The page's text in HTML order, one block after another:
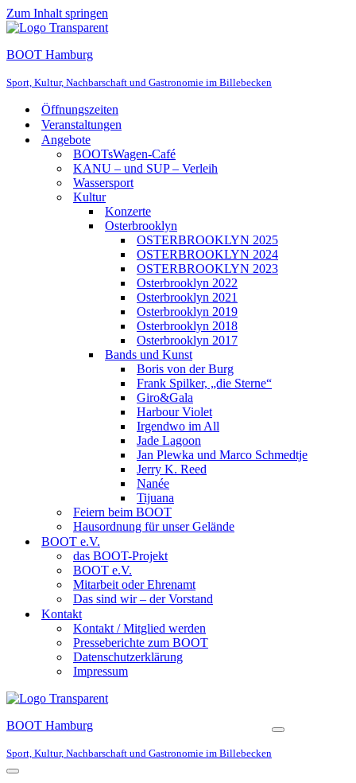
Zum Inhalt springen
BOOT Hamburg
Sport, Kultur, Nachbarschaft und Gastronomie im Billebecken
Öffnungszeiten
Veranstaltungen
Angebote
BOOTsWagen-Café
KANU – und SUP – Verleih
Wassersport
Kultur
Konzerte
Osterbrooklyn
OSTERBROOKLYN 2025
OSTERBROOKLYN 2024
OSTERBROOKLYN 2023
Osterbrooklyn 2022
Osterbrooklyn 2021
Osterbrooklyn 2019
Osterbrooklyn 2018
Osterbrooklyn 2017
Bands und Kunst
Boris von der Burg
Frank Spilker, „die Sterne“
Giro&Gala
Harbour Violet
Irgendwo im All
Jade Lagoon
Jan Plewka und Marco Schmedtje
Jerry K. Reed
Nanée
Tijuana
Feiern beim BOOT
Hausordnung für unser Gelände
BOOT e.V.
das BOOT-Projekt
BOOT e.V.
Mitarbeit oder Ehrenamt
Das sind wir – der Vorstand
Kontakt
Kontakt / Mitglied werden
Presseberichte zum BOOT
Datenschutzerklärung
Impressum
BOOT Hamburg
Sport, Kultur, Nachbarschaft und Gastronomie im Billebecken
Navigationsmenü
Navigationsmenü